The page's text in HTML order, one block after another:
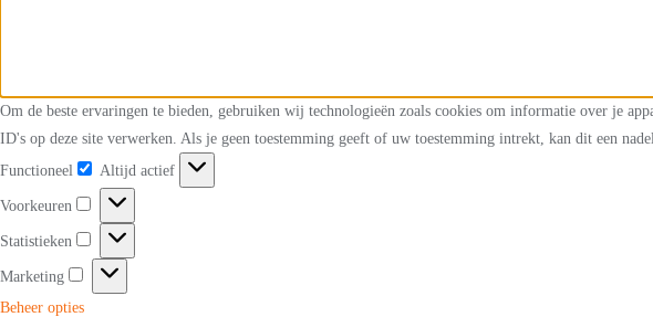
Om de beste ervaringen te bieden, gebruiken wij technologieën zoals cookies om informatie over je
ID's op deze site verwerken. Als je geen toestemming geeft of uw toestemming intrekt, kan dit een
Functioneel
Functioneel
Altijd actief
Voorkeuren
Voorkeuren
Statistieken
Statistieken
Marketing
Marketing
Beheer opties